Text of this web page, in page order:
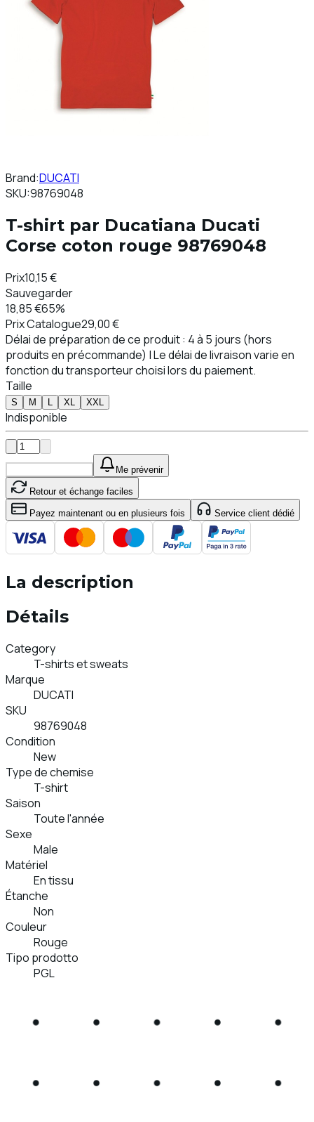
Brand:DUCATI
SKU:98769048
T-shirt par Ducatiana Ducati
Corse coton rouge 98769048
Prix10,15 €
Sauvegarder
18,85 €65%
Prix ​​Catalogue29,00 €
Délai de préparation de ce produit : 4 à 5 jours (hors
produits en précommande) | Le délai de livraison varie en
fonction du transporteur choisi lors du paiement.
Taille
S M XL XXL
Indisponible
Me prévenir
Retour et échange faciles
Payez maintenant ou en plusieurs fois Service client dédié
La description
Détails
Category
T-shirts et sweats
Marque
DUCATI
SKU
98769048
Condition
New
Type de chemise
T-shirt
Saison
Toute l'année
Sexe
Male
Matériel
En tissu
Étanche
Non
Couleur
Rouge
Tipo prodotto
PGL